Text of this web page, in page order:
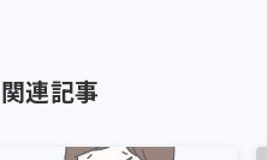
関連記事